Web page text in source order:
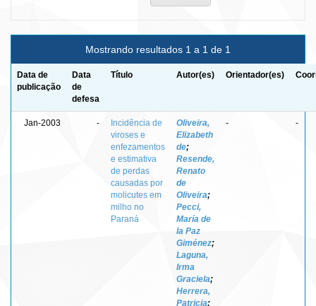
Mostrando resultados 1 a 1 de 1
Data de
publicação
Data
de
defesa
Título Autor(es) Orientador(es)
Jan-2003 -
Incidência de
viroses e
enfezamentos
e estimativa
de perdas
causadas por
molicutes em
milho no
Paraná
Oliveira,
Elizabeth
de;
Resende,
Renato
de
Oliveira;
Pecci,
María de
la Paz
Giménez;
Laguna,
Irma
Graciela;
Herrera,
Patricia;
- -